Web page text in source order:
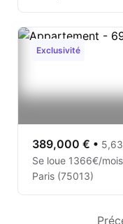
Exclusivité
389,000 € •
Se loue 1366€/
Paris (75013)